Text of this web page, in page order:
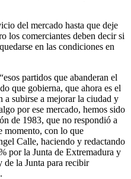
del mercado hasta que deje
los comerciantes deben decir si
en las condiciones en
partidos que abanderan el
que gobierna, que ahora es el
a subirse a mejorar la ciudad y
por ese mercado, hemos sido
de 1983, que no respondió a
momento, con lo que
Calle, haciendo y redactando
por la Junta de Extremadura y
la Junta para recibir